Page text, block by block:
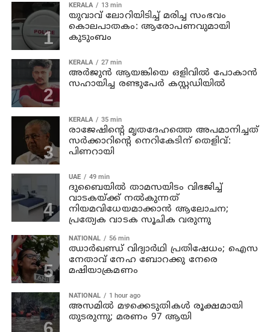
KERALA 13 min
യുവാവ് ലോറിയിടിച്ച് മരിച്ച സംഭവം
കൊലപാതകം: ആരോപണവുമായി
കുടുംബം
KERALA 27 min
അര്‍ജുന്‍ ആയങ്കിയെ ഒളിവില്‍ പോകാന്‍
സഹായിച്ച രണ്ടുപേര്‍ കസ്റ്റഡിയില്‍
KERALA 35 min
രാജേഷിന്റെ മൃതദേഹത്തെ അപമാനിച്ചത്
സര്‍ക്കാറിന്റെ നെറികേടിന് തെളിവ്:
പിണറായി
UAE 49 min
ദുബൈയിൽ താമസയിടം വിഭജിച്ച്
വാടകയ്ക്ക് നൽകുന്നത്
നിയമവിധേയമാക്കാൻ ആലോചന;
പ്രത്യേക വാടക സൂചിക വരുന്നു
NATIONAL 56 min
ഝാര്‍ഖണ്ഡ് വിദ്യാര്‍ഥി പ്രതിഷേധം; ഐസ
നേതാവ് നേഹ ബോറക്കു നേരെ
മഷിയാക്രമണം
NATIONAL 1 hour ago
അസമില്‍ മഴക്കെടുതികള്‍ രൂക്ഷമായി
തുടരുന്നു; മരണം 97 ആയി